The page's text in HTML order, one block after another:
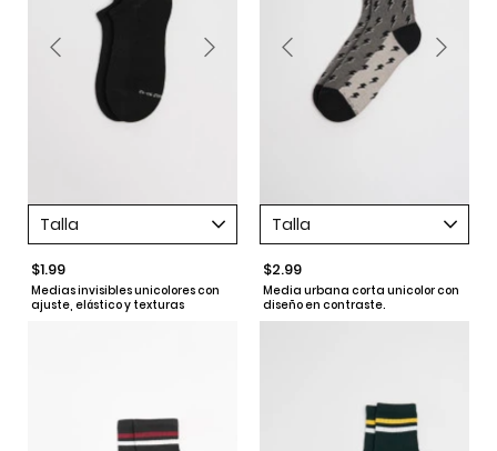
Talla
$1.99
Medias invisibles unicolores con
ajuste, elástico y texturas
Talla
$2.99
Media urbana corta unicolor con
diseño en contraste.